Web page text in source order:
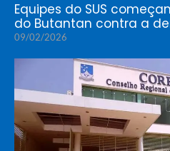
Equipes do SUS
do Butantan contra a
09/02/2026